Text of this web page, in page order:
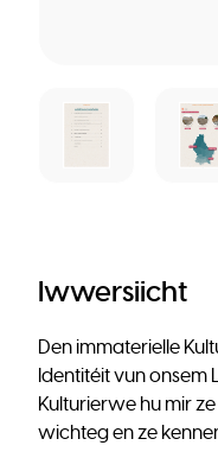
Iwwersiicht
Den immaterielle
Identitéit vun onsem
Kulturierwe hu mir
wichteg en ze